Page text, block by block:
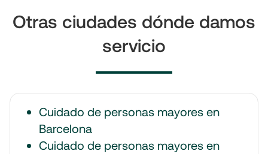
Otras ciudades dónde damos
servicio
Cuidado de personas mayores en
Barcelona
Cuidado de personas mayores en